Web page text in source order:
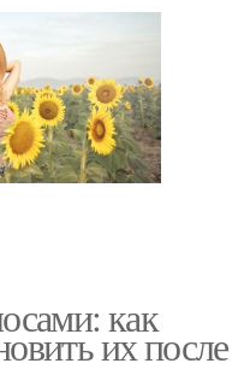
как
их после